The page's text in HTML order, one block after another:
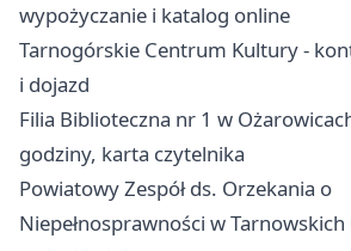
wypożyczanie i katalog online
Tarnogórskie Centrum Kultury -
i dojazd
Filia Biblioteczna nr 1 w
godziny, karta czytelnika
Powiatowy Zespół ds. Orzekania o
Niepełnosprawności w